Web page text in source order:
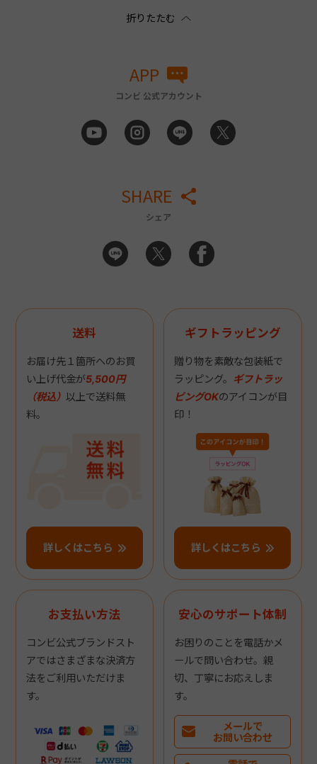
APP
コンビ 公式アカウント
SHARE
シェア
送料
お届け先１箇所へのお買
い上げ代金が5,500円
（税込） 以上で送料無
料。
詳しくはこちら
ギフトラッピング
贈り物を素敵な包装紙で
ラッピング。 ギフトラッ
ピングOKのアイコンが目
印！
詳しくはこちら
お支払い方法
コンビ公式ブランドスト
アではさまざまな決済方
法をご利用いただけま
す。
安心のサポート体制
お困りのことを電話かメ
ールで問い合わせ。親
切、丁寧にお応えしま
す。
メールで
お問い合わせ